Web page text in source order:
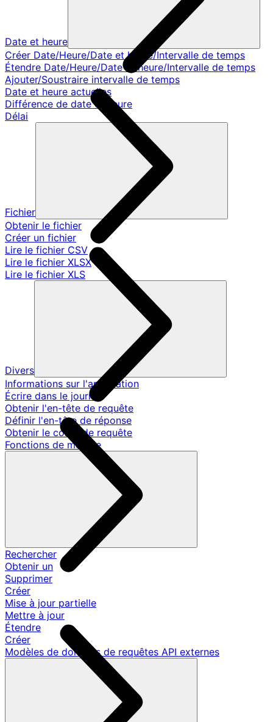
Date et heure
Créer Date/Heure/Date et heure/Intervalle de temps
Étendre Date/Heure/Date et heure/Intervalle de temps
Ajouter/Soustraire intervalle de temps
Date et heure actuelles
Différence de date et heure
Délai
Fichier
Obtenir le fichier
Créer un fichier
Lire le fichier CSV
Lire le fichier XLSX
Lire le fichier XLS
Divers
Informations sur l'application
Écrire dans le journal
Obtenir l'en-tête de requête
Définir l'en-tête de réponse
Obtenir le corps de requête
Fonctions de modèle
Rechercher
Obtenir un
Supprimer
Créer
Mise à jour partielle
Mettre à jour
Étendre
Créer
Modèles de données de requêtes API externes